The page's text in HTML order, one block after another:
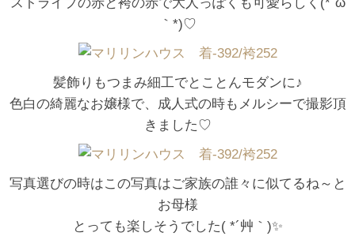
｀*)♡
髪飾りもつまみ細工でとことんモダンに♪
色白の綺麗なお嬢様で、成人式の時もメルシーで撮影頂
きました♡
写真選びの時はこの写真はご家族の誰々に似てるね～と
お母様
とっても楽しそうでした( *´艸｀)✨